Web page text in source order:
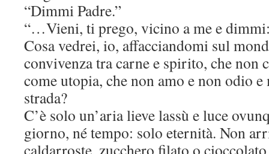
“Dimmi Padre.”
“…Vieni, ti prego, vicino a me e
Cosa vedrei, io, affacciandomi sul
convivenza tra carne e spirito, che non
come utopia, che non amo e non odio
strada?
C’è solo un’aria lieve lassù e luce
giorno, né tempo: solo eternità. Non
caldarroste, zucchero filato o